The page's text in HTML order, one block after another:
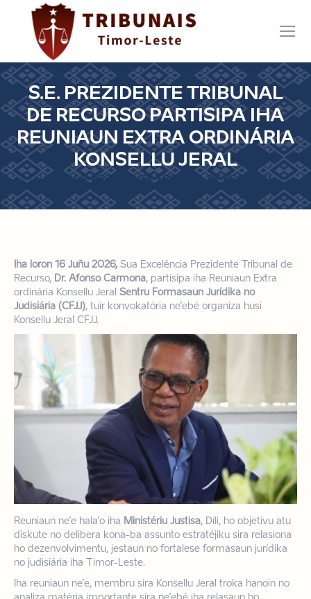
S.E. PREZIDENTE TRIBUNAL
DE RECURSO PARTISIPA IHA
REUNIAUN EXTRA ORDINÁRIA
KONSELLU JERAL
Você está aqui:
Início S.E. PREZIDENTE TRIBUNAL DE RECURSO…
Iha loron 16 Juñu 2026,Sua Excelência Prezidente Tribunal de
Recurso, Dr. Afonso Carmona, partisipa iha Reuniaun Extra
ordinária Konsellu Jeral Sentru Formasaun Jurídika no
Judisiária (CFJJ), tuir konvokatória ne’ebé organiza husi
Konsellu Jeral CFJJ.
Reuniaun ne’e hala’o iha Ministériu Justisa, Díli, ho objetivu atu
diskute no delibera kona-ba assunto estratéjiku sira relasiona
ho dezenvolvimentu, jestaun no fortalese formasaun jurídika
no judisiária iha Timor-Leste.
Iha reuniaun ne’e, membru sira Konsellu Jeral troka hanoin no